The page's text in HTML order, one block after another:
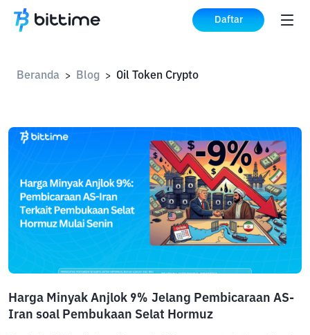
Daftar
Beranda > Blog > Oil Token Crypto
Harga Minyak Anjlok 9% Jelang Pembicaraan AS-
Iran soal Pembukaan Selat Hormuz